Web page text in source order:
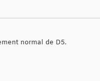
normal de D5.